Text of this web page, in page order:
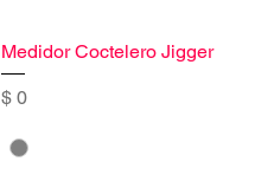
Medidor Coctelero Jigger
Precio
$ 0